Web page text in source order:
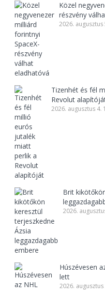
Közel
részvény
2026. augusztus
Tizenhét és fél
Revolut
2026. augusztus 4.
Brit
2026.
Húszévesen
lett
2026. augusztus